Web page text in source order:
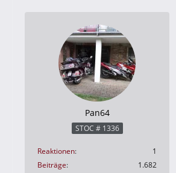
Pan64
STOC # 1336
Reaktionen
1
Beiträge
1.682